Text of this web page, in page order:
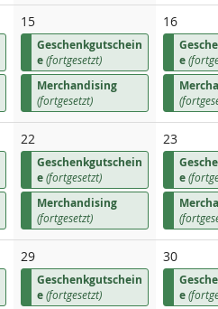
15
Geschenkgutschein
e(fortgesetzt)
Merchandising
(fortgesetzt)
16
e
22
Geschenkgutschein
e(fortgesetzt)
Merchandising
(fortgesetzt)
23
e
29
Geschenkgutschein
e(fortgesetzt)
30
e